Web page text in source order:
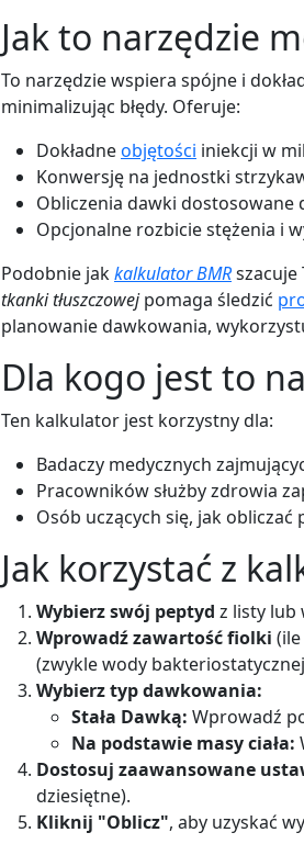
Jak to narzędzie
To narzędzie wspiera spójne i
minimalizując błędy. Oferuje:
Dokładneobjętości iniekcji w
Konwersję na jednostki
Obliczenia dawki dostosowane
Opcjonalne rozbicie stężenia i
Podobnie jakkalkulator BMRszacuje
tkanki tłuszczowejpomaga śledzić
planowanie dawkowania,
Dla kogo jest to
Ten kalkulator jest korzystny dla:
Badaczy medycznych
Pracowników służby zdrowia
Osób uczących się, jak
Jak korzystać z
Wybierz swój peptyd z listy lub
Wprowadź zawartość fiolki
(zwykle wody
Wybierz typ dawkowania:
Stała Dawką: Wprowadź
Na podstawie masy ciała:
Dostosuj zaawansowane
dziesiętne).
Kliknij "Oblicz", aby uzyskać